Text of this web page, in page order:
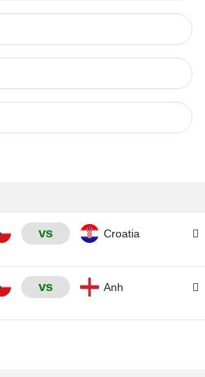
vs Croatia
vs Anh